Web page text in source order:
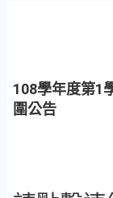
108學年度第1
圍公告